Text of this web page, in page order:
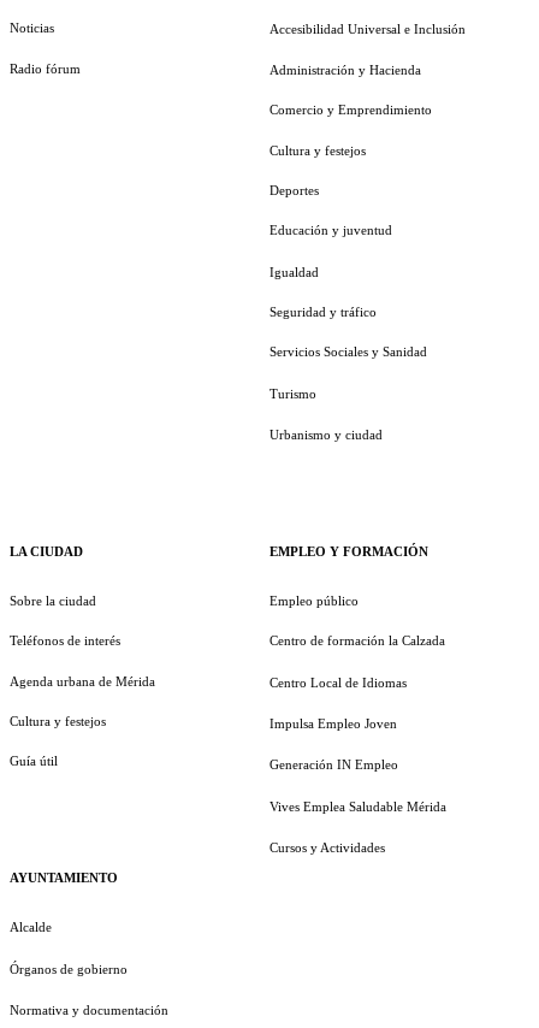
Noticias
Radio fórum
LA CIUDAD
Sobre la ciudad
Teléfonos de interés
Agenda urbana de Mérida
Cultura y festejos
Guía útil
AYUNTAMIENTO
Alcalde
Órganos de gobierno
Normativa y documentación
Accesibilidad Universal e Inclusión
Administración y Hacienda
Comercio y Emprendimiento
Cultura y festejos
Deportes
Educación y juventud
Igualdad
Seguridad y tráfico
Servicios Sociales y Sanidad
Turismo
Urbanismo y ciudad
EMPLEO Y FORMACIÓN
Empleo público
Centro de formación la Calzada
Centro Local de Idiomas
Impulsa Empleo Joven
Generación IN Empleo
Vives Emplea Saludable Mérida
Cursos y Actividades